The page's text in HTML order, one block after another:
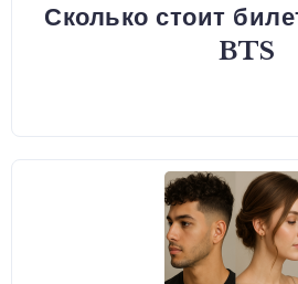
Сколько стоит
BTS